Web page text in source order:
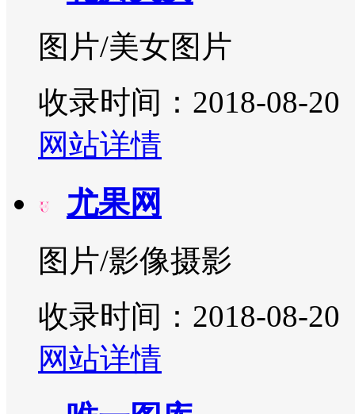
图片/美女图片
收录时间：2018-08-20
网站详情
尤果网
图片/影像摄影
收录时间：2018-08-20
网站详情